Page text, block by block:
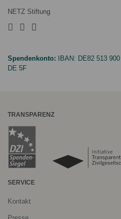
NETZ Stiftung
Spendenkonto: IBAN: DE82 513
DE 5F
TRANSPARENZ
SERVICE
Kontakt